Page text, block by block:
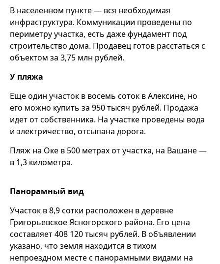
В населенном пункте — вся необходимая
инфраструктура. Коммуникации проведены по
периметру участка, есть даже фундамент под
строительство дома. Продавец готов расстаться с
объектом за 3,75 млн рублей.
У пляжа
Еще один участок в восемь соток в Алексине, но
его можно купить за 950 тысяч рублей. Продажа
идет от собственника. На участке проведены вода
и электричество, отсыпана дорога.
Пляж на Оке в 500 метрах от участка, на Вашане —
в 1,3 километра.
Панорамный вид
Участок в 8,9 сотки расположен в деревне
Григорьевское Ясногорского района. Его цена
составляет 408 120 тысяч рублей. В объявлении
указано, что земля находится в тихом
непроездном месте с панорамными видами на